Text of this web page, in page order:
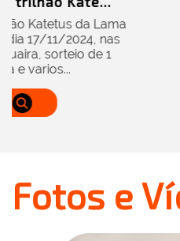
da Lama
2024, nas
de 1
Fotos e